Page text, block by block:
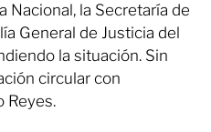
Nacional, la Secretaría de
General de Justicia del
la situación. Sin
circular con
Reyes.